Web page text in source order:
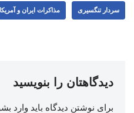
سردار تنگسیری مذاکرات ایران و آمریکا
دیدگاهتان را بنویسید
برای نوشتن دیدگاه باید وارد